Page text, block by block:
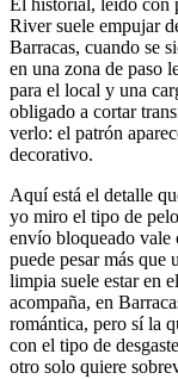
El historial, leído con
River suele empujar
Barracas, cuando se
en una zona de paso
para el local y una
obligado a cortar
verlo: el patrón
decorativo.
Aquí está el detalle
yo miro el tipo de
envío bloqueado vale
puede pesar más que
limpia suele estar en
acompaña, en
romántica, pero sí la
con el tipo de
otro solo quiere